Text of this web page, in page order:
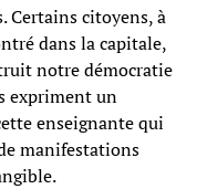
Certains citoyens, à
dans la capitale,
notre démocratie
expriment un
enseignante qui
manifestations